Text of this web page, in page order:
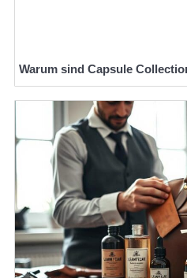
Warum sind Capsule